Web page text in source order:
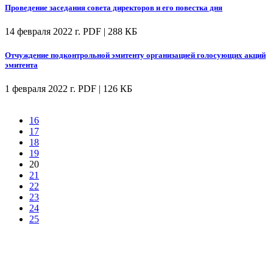
Проведение заседания совета директоров и его повестка дня
14 февраля 2022 г. PDF | 288 КБ
Отчуждение подконтрольной эмитенту организацией голосующих акций
эмитента
1 февраля 2022 г. PDF | 126 КБ
16
17
18
19
20
21
22
23
24
25